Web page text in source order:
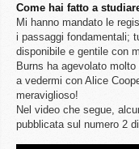
Come hai fatto a
Mi hanno mandato le
i passaggi fondamentali;
disponibile e gentile con
Burns ha agevolato
a vedermi con Alice
meraviglioso!
Nel video che segue,
pubblicata sul numero 2